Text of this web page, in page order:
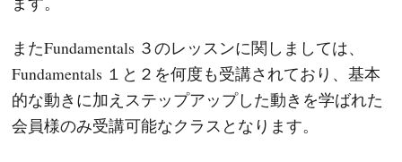
またFundamentals ３のレッスンに関しましては、
Fundamentals １と２を何度も受講されており、基本
的な動きに加えステップアップした動きを学ばれた
会員様のみ受講可能なクラスとなります。